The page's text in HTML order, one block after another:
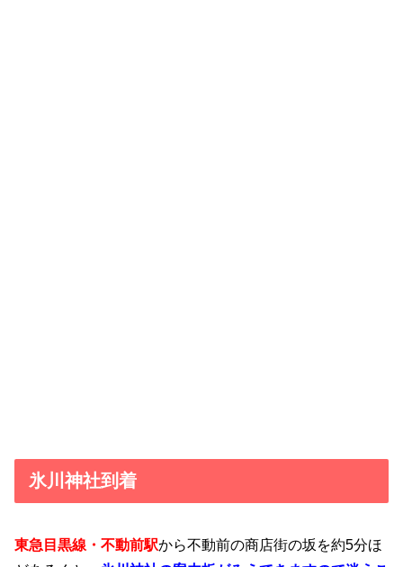
氷川神社到着
東急目黒線・不動前駅から不動前の商店街の坂を約5分ほ